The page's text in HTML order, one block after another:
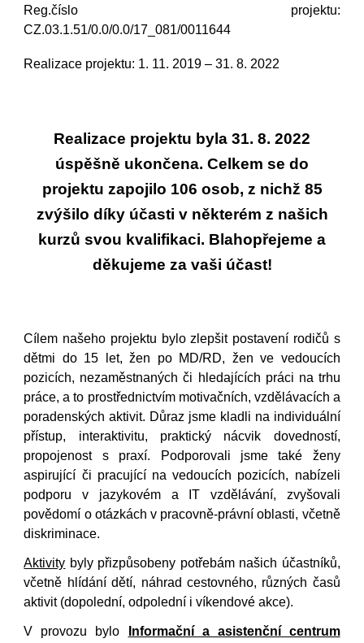
Reg.číslo projektu:
CZ.03.1.51/0.0/0.0/17_081/0011644
Realizace projektu: 1. 11. 2019 – 31.8. 2022
Realizace projektu byla 31. 8. 2022
úspěšně ukončena. Celkem se do
projektu zapojilo 106 osob, z nichž 85
zvýšilo díky účasti v některém z našich
kurzů svou kvalifikaci. Blahopřejeme a
děkujeme za vaši účast!
Cílem našeho projektu bylozlepšit postavení rodičů s
dětmi do 15 let, žen po MD/RD, žen ve vedoucích
pozicích, nezaměstnaných či hledajících práci na trhu
práce, a to prostřednictvím motivačních, vzdělávacích a
poradenských aktivit. Důraz jsme kladli na individuální
přístup, interaktivitu, praktický nácvik dovedností,
propojenost s praxí.
Podporovali jsmetaké ženy
aspirující či pracující na vedoucích pozicích, nabízeli
podporu v jazykovém a IT vzdělávání, zvyšovali
povědomí o otázkách v pracovně-právní oblasti, včetně
diskriminace.
Aktivity byly přizpůsobeny potřebám našich účastníků,
včetně hlídání dětí, náhrad cestovného, různých časů
aktivit (dopolední, odpolední i víkendové akce).
V provozu bylo
Informační a asistenční centrum